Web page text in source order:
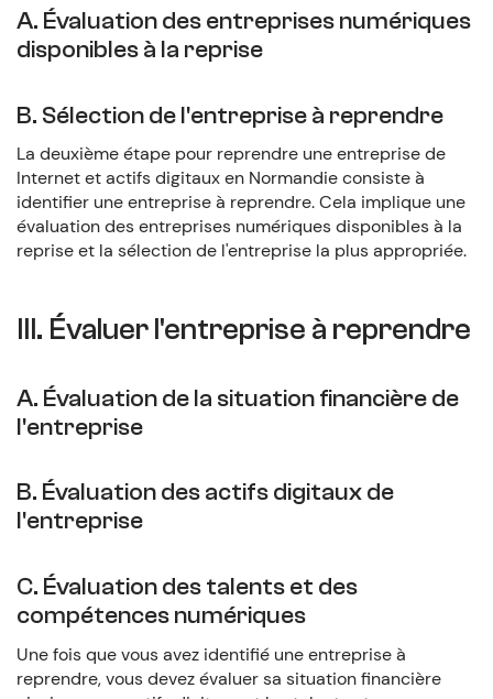
A. Évaluation des entreprises numériques
disponibles à la reprise
B. Sélection de l'entreprise à reprendre
La deuxième étape pour reprendre une entreprise de
Internet et actifs digitaux en Normandie consiste à
identifier une entreprise à reprendre. Cela implique une
évaluation des entreprises numériques disponibles à la
reprise et la sélection de l'entreprise la plus appropriée.
III. Évaluer l'entreprise à reprendre
A. Évaluation de la situation financière de
l'entreprise
B. Évaluation des actifs digitaux de
l'entreprise
C. Évaluation des talents et des
compétences numériques
Une fois que vous avez identifié une entreprise à
reprendre, vous devez évaluer sa situation financière